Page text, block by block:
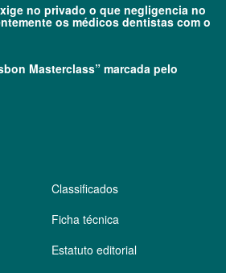
no privado o que negligencia no
os médicos dentistas com o
Masterclass” marcada pelo
Classificados
Ficha técnica
Estatuto editorial